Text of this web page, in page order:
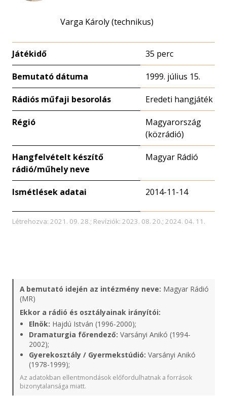
Varga Károly (technikus)
Játékidő 35 perc
Bemutató dátuma 1999. július 15.
Rádiós műfaji besorolás Eredeti hangjáték
Régió
Magyarország
(közrádió)
Hangfelvételt készítő
rádió/műhely neve
Magyar Rádió
Ismétlések adatai 2014-11-14
Létrehozva: 2021. 09. 28.; Revíziók: 2023. 08. 20.; 2024. 04. 11.
A bemutató idején az intézmény neve: Magyar Rádió
(MR)
Ekkor a rádió és osztályainak irányítói:
Elnök: Hajdú István (1996-2000);
Dramaturgia főrendező: Varsányi Anikó (1994-
2002);
Gyerekosztály / Gyermekstúdió: Varsányi Anikó
(1978-1999);
Az adatokban ellentmondások előfordulhatnak a források
bizonytalansága miatt.